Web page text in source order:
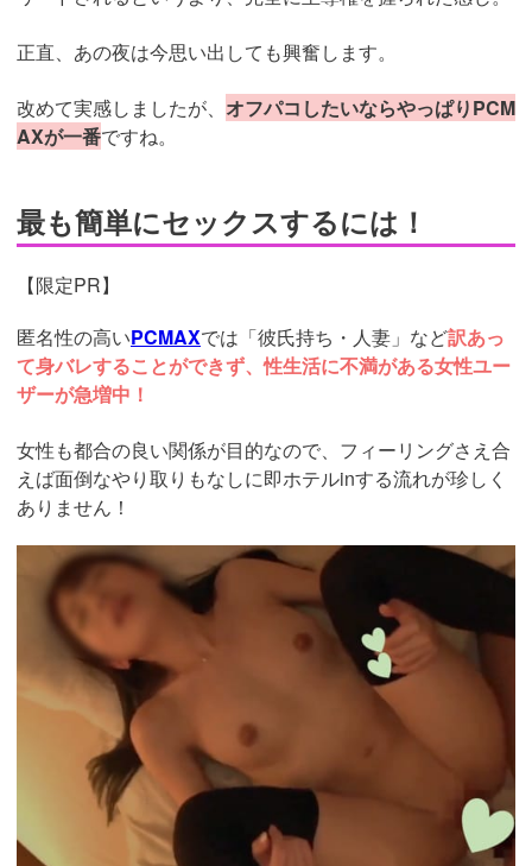
正直、あの夜は今思い出しても興奮します。
改めて実感しましたが、 オフパコしたいならやっぱりPCM
AXが一番ですね。
最も簡単にセックスするには！
【限定PR】
匿名性の高いPCMAXでは「彼氏持ち・人妻」など訳あっ
て身バレすることができず、性生活に不満がある女性ユー
ザーが急増中！
女性も都合の良い関係が目的なので、フィーリングさえ合
えば面倒なやり取りもなしに即ホテルinする流れが珍しく
ありません！
https://pcmax.jp/lp/?
ad_id=rm327007